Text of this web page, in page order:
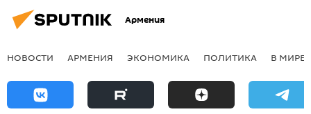
Армения
НОВОСТИ АРМЕНИЯ ЭКОНОМИКА ПОЛИТИКА В МИРЕ